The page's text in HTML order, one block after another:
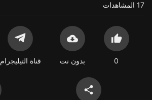
17 المشاهدات
0 بدون نت قناة التيليجرام